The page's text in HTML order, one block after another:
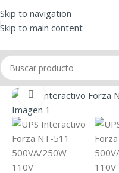
Skip to navigation
Skip to main content
Inicio/UPS
Click to enlarge